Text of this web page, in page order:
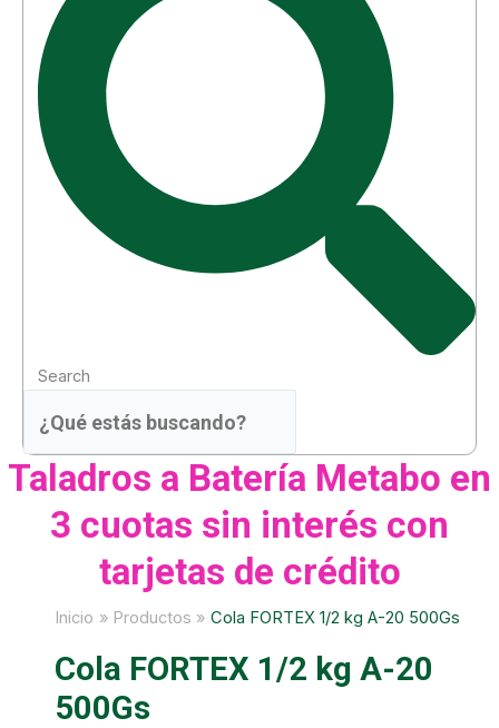
Search
Taladros a Batería Metabo en
3 cuotas sin interés con
tarjetas de crédito
Inicio Productos Cola FORTEX 1/2 kg A-20 500Gs
Cola FORTEX 1/2 kg A-20
500Gs